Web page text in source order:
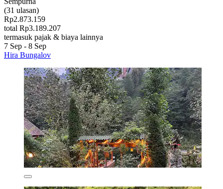
(31 ulasan)
Rp2.873.159
total Rp3.189.207
termasuk pajak & biaya lainnya
7 Sep - 8 Sep
Hira Bungalov